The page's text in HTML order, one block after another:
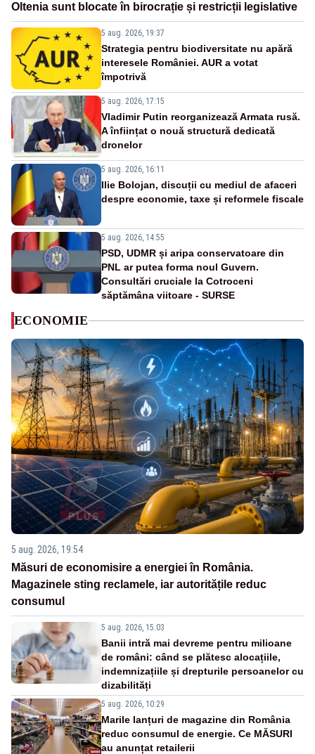
Oltenia sunt blocate în birocrație și restricții legislative
5 aug. 2026, 19:37
Strategia pentru biodiversitate nu apără
interesele României. AUR a votat
împotrivă
5 aug. 2026, 17:15
Vladimir Putin reorganizează Armata rusă.
A înființat o nouă structură dedicată
dronelor
5 aug. 2026, 16:11
Ilie Bolojan, discuții cu mediul de afaceri
despre economie, taxe și reformele fiscale
5 aug. 2026, 14:55
PSD, UDMR și aripa conservatoare din
PNL ar putea forma noul Guvern.
Consultări cruciale la Cotroceni
săptămâna viitoare - SURSE
ECONOMIE
5 aug. 2026, 19:54
Măsuri de economisire a energiei în România.
Magazinele sting reclamele, iar autoritățile reduc
consumul
5 aug. 2026, 15:03
Banii intră mai devreme pentru milioane
de români: când se plătesc alocațiile,
indemnizațiile și drepturile persoanelor cu
dizabilități
5 aug. 2026, 10:29
Marile lanțuri de magazine din România
reduc consumul de energie. Ce MĂSURI
au anunțat retailerii